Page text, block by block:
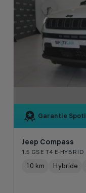
Garantie
Jeep Compass
1.5 GSE T4 E-
10 km Hybride